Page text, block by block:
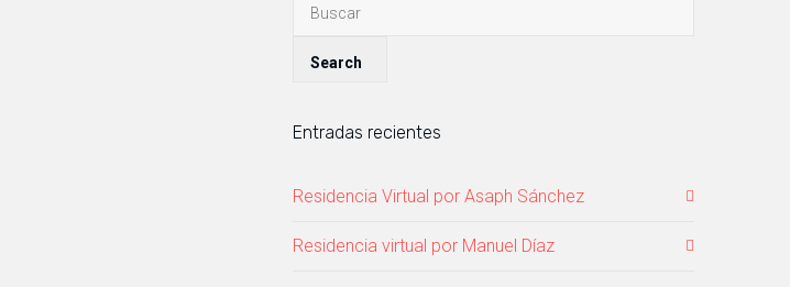
Entradas recientes
Residencia Virtual por Asaph Sánchez
Residencia virtual por Manuel Díaz